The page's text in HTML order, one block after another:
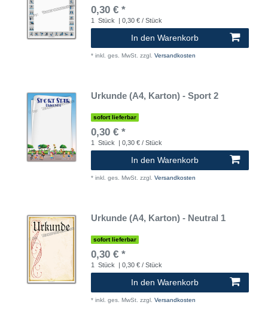
0,30 € *
1 Stück | 0,30 € / Stück
In den Warenkorb
* inkl. ges. MwSt. zzgl. Versandkosten
Urkunde (A4, Karton) - Sport 2
sofort lieferbar
0,30 € *
1 Stück | 0,30 € / Stück
In den Warenkorb
* inkl. ges. MwSt. zzgl. Versandkosten
Urkunde (A4, Karton) - Neutral 1
sofort lieferbar
0,30 € *
1 Stück | 0,30 € / Stück
In den Warenkorb
* inkl. ges. MwSt. zzgl. Versandkosten